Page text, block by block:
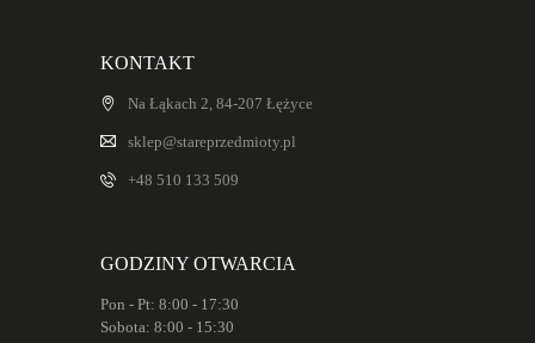
KONTAKT
Na Łąkach 2, 84-207 Łężyce
sklep@stareprzedmioty.pl
+48 510 133 509
GODZINY OTWARCIA
Pon - Pt: 8:00 - 17:30
Sobota: 8:00 - 15:30